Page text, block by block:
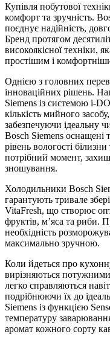
Купівля побутової
комфорт та зручність.
поєднує надійність,
Бренд протягом
високоякісної техніки,
простішим і
Однією з головних
інноваційних рішень.
Siemens із системою i-
кількість мийного
забезпечуючи ідеальну
Bosch Siemens оснащені
рівень вологості
потрібний момент,
зношування.
Холодильники Bosch
гарантують тривале
VitaFresh, що створює
фруктів, м’яса та риби.
необхідність
максимально зручною.
Коли йдеться про
вирізняються
легко справляються
подрібнюючи їх до
Siemens із функцією
температуру
аромат кожного сорту